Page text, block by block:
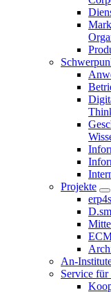
Projekte
An-
Service für